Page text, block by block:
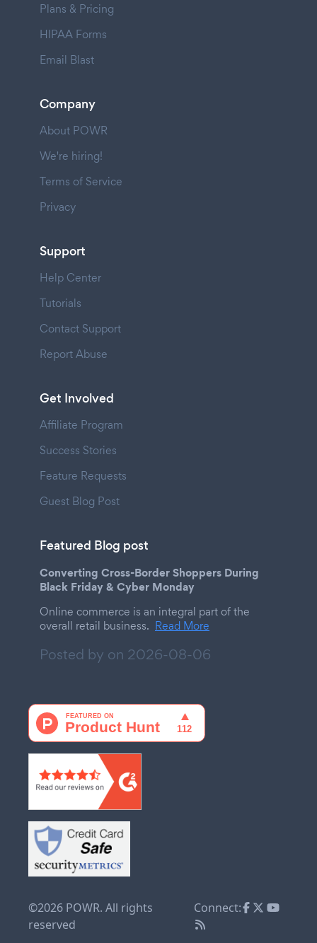
Plans & Pricing
HIPAA Forms
Email Blast
Company
About POWR
We're hiring!
Terms of Service
Privacy
Support
Help Center
Tutorials
Contact Support
Report Abuse
Get Involved
Affiliate Program
Success Stories
Feature Requests
Guest Blog Post
Featured Blog post
Converting Cross-Border Shoppers During
Black Friday & Cyber Monday
Online commerce is an integral part of the
overall retail business. Read More
Posted by on 2026-08-06
©2026 POWR. All rights
reserved
Connect: